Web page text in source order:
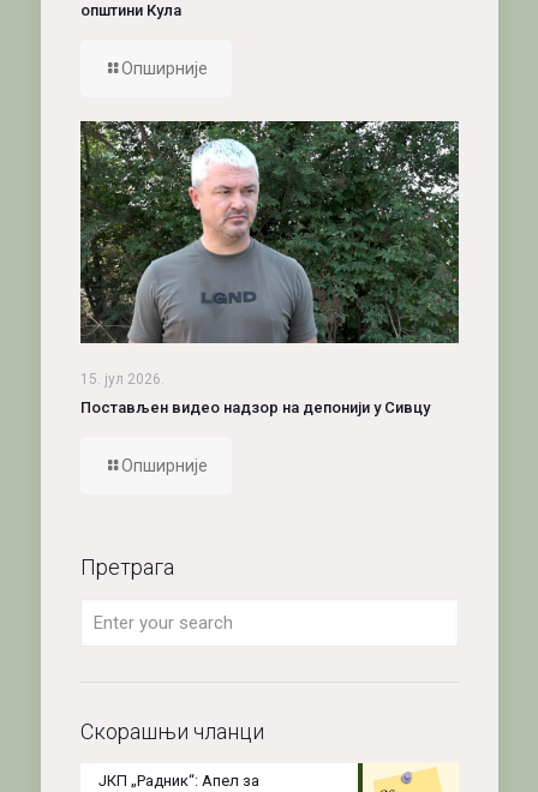
општини Кула
Опширније
15. јул 2026.
Постављен видео надзор на депонији у Сивцу
Опширније
Претрага
Скорашњи чланци
ЈКП „Радник“: Апел за